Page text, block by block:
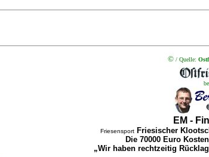
© / Quelle:
EM -
Friesensport Friesischer
Die 70000 Euro
„Wir haben rechtzeitig